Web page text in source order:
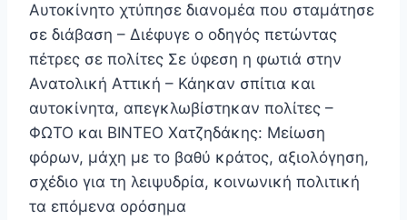
Αυτοκίνητο χτύπησε διανομέα που σταμάτησε
σε διάβαση – Διέφυγε ο οδηγός πετώντας
πέτρες σε πολίτες Σε ύφεση η φωτιά στην
Ανατολική Αττική – Κάηκαν σπίτια και
αυτοκίνητα, απεγκλωβίστηκαν πολίτες –
ΦΩΤΟ και ΒΙΝΤΕΟ Χατζηδάκης: Μείωση
φόρων, μάχη με το βαθύ κράτος, αξιολόγηση,
σχέδιο για τη λειψυδρία, κοινωνική πολιτική
τα επόμενα ορόσημα